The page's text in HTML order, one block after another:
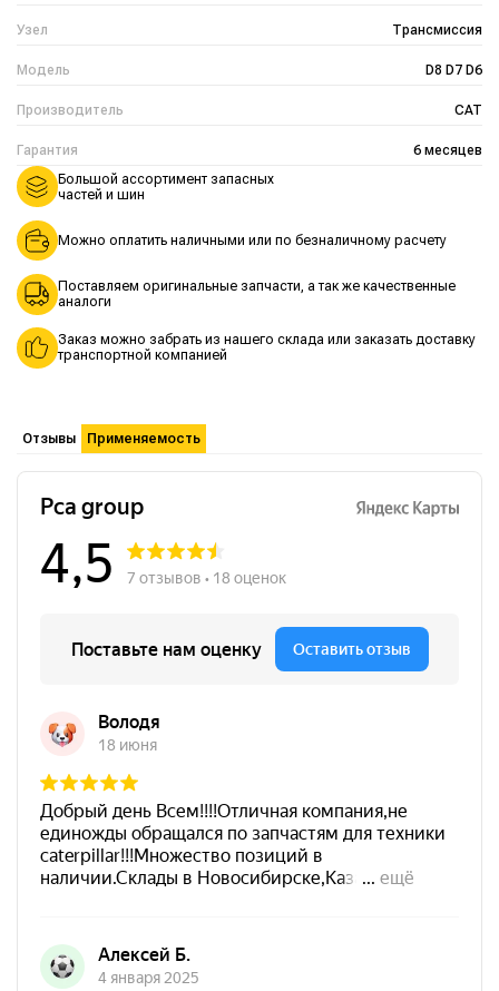
Узел Трансмиссия
Модель D8 D7 D6
Производитель CAT
Гарантия 6 месяцев
Большой ассортимент запасных
частей и шин
Можно оплатить наличными или по безналичному расчету
Поставляем оригинальные запчасти, а так же качественные
аналоги
Заказ можно забрать из нашего склада или заказать доставку
транспортной компанией
Отзывы Применяемость